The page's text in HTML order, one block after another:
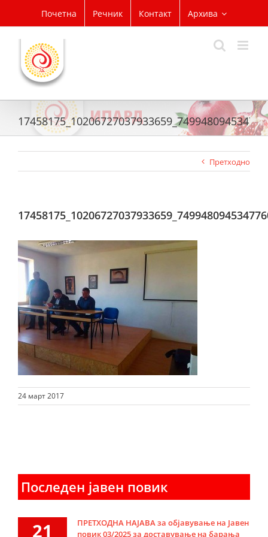
content
Почетна Речник Контакт Архива
Претходно
24 март 2017
Последен јавен повик
21
ПРЕТХОДНА НАЈАВА за објавување на Јавен
повик 03/2025 за доставување на барања